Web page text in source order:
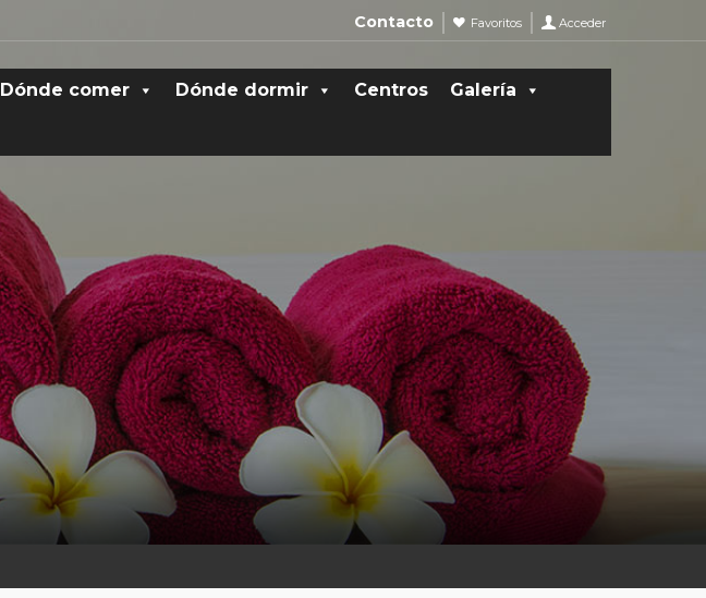
Contacto Favoritos Acceder
Dónde comer Dónde dormir Centros Galería